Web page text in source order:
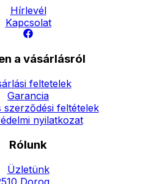
Hírlevél
Kapcsolat
a vásárlásról
feltetelek
Garancia
szerződési feltételek
nyilatkozat
Rólunk
Üzletünk
Dorog,